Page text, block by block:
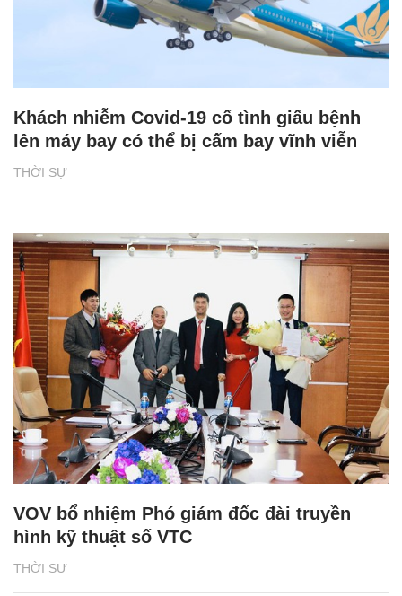
THỜI SỰ
Khách nhiễm Covid-19 cố tình giấu bệnh
lên máy bay có thể bị cấm bay vĩnh viễn
THỜI SỰ
VOV bổ nhiệm Phó giám đốc đài truyền
hình kỹ thuật số VTC